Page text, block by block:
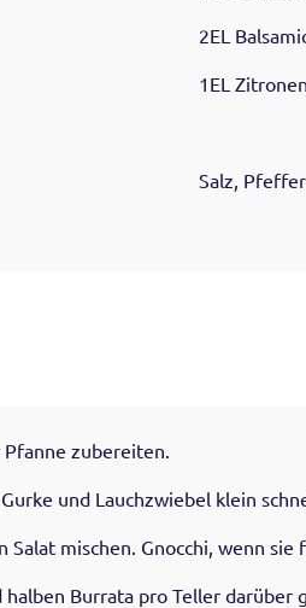
2EL
1EL
Salz, Pfeffer
zubereiten.
und Lauchzwiebel klein
Salat mischen. Gnocchi, wenn sie
Burrata pro Teller darüber